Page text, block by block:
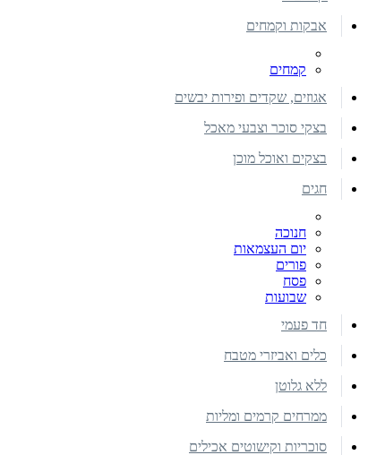
אבקות וקמחים
קמחים
אגוזים, שקדים ופירות יבשים
בצקי סוכר וצבעי מאכל
בצקים ואוכל מוכן
חגים
חנוכה
יום העצמאות
פורים
פסח
שבועות
חד פעמי
כלים ואביזרי מטבח
ללא גלוטן
ממרחים קרמים ומליות
סוכריות וקישוטים אכילים